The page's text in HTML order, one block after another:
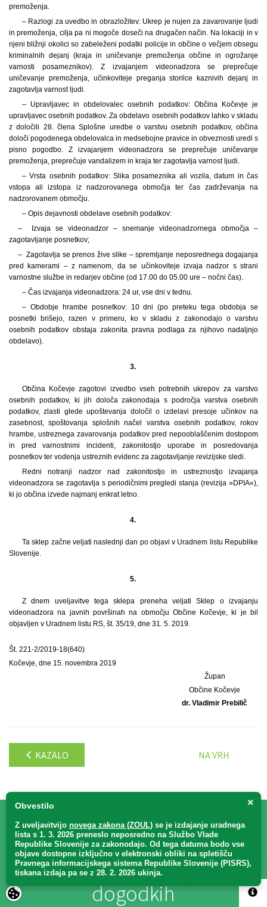
premoženja.
– Razlogi za uvedbo in obrazložitev: Ukrep je nujen za zavarovanje ljudi
in premoženja, cilja pa ni mogoče doseči na drugačen način. Na lokaciji in v
njeni bližnji okolici so zabeleženi podatki policije in občine o večjem obsegu
kriminalnih dejanj (kraja in uničevanje premoženja občine in ogrožanje
varnosti posameznikov). Z izvajanjem videonadzora se preprečuje
uničevanje premoženja, učinkoviteje preganja storilce kaznivih dejanj in
zagotavlja varnost ljudi.
– Upravljavec in obdelovalec osebnih podatkov: Občina Kočevje je
upravljavec osebnih podatkov. Za obdelavo osebnih podatkov lahko v skladu
z določili 28. člena Splošne uredbe o varstvu osebnih podatkov, občina
določi pogodenega obdelovalca in medsebojne pravice in obveznosti uredi s
pisno pogodbo. Z izvajanjem videonadzora se preprečuje uničevanje
premoženja, preprečuje vandalizem in kraja ter zagotavlja varnost ljudi.
– Vrsta osebnih podatkov: Slika posameznika ali vozila, datum in čas
vstopa ali izstopa iz nadzorovanega območja ter čas zadrževanja na
nadzorovanem območju.
– Opis dejavnosti obdelave osebnih podatkov:
– Izvaja se videonadzor – snemanje videonadzornega območja –
zagotavljanje posnetkov;
– Zagotavlja se prenos žive slike – spremljanje neposrednega dogajanja
pred kamerami – z namenom, da se učinkoviteje izvaja nadzor s strani
varnostne službe in redarjev občine (od 17.00 do 05.00 ure – nočni čas).
– Čas izvajanja videonadzora: 24 ur, vse dni v tednu.
– Obdobje hrambe posnetkov: 10 dni (po preteku tega obdobja se
posnetki brišejo, razen v primeru, ko v skladu z zakonodajo o varstvu
osebnih podatkov obstaja zakonita pravna podlaga za njihovo nadaljnjo
obdelavo).
3.
Občina Kočevje zagotovi izvedbo vseh potrebnih ukrepov za varstvo
osebnih podatkov, ki jih določa zakonodaja s področja varstva osebnih
podatkov, zlasti glede upoštevanja določil o izdelavi presoje učinkov na
zasebnost, spoštovanja splošnih načel varstva osebnih podatkov, rokov
hrambe, ustreznega zavarovanja podatkov pred nepooblaščenim dostopom
in pred varnostnimi incidenti, zakonitostjo uporabe in posredovanja
posnetkov ter vodenja ustreznih evidenc za zagotavljanje revizijske sledi.
Redni notranji nadzor nad zakonitostjo in ustreznostjo izvajanja
videonadzora se zagotavlja s periodičnimi pregledi stanja (revizija »DPIA«),
ki jo občina izvede najmanj enkrat letno.
4.
Ta sklep začne veljati naslednji dan po objavi v Uradnem listu Republike
Slovenije.
5.
Z dnem uveljavitve tega sklepa preneha veljati Sklep o izvajanju
videonadzora na javnih površinah na območju Občine Kočevje, ki je bil
objavljen v Uradnem listu RS, št. 35/19, dne 31. 5. 2019.
Št. 221-2/2019-18(640)
Kočevje, dne 15. novembra 2019
Župan
Občine Kočevje
dr. Vladimir Prebilič
KAZALO NA VRH
Bodite obveščenio vseh
naših novostih, akcijah in
dogodkih
×
Obvestilo
Z uveljavitvijo novega zakona (ZOUL) se je izdajanje uradnega
lista s 1. 3. 2026 preneslo neposredno na Službo Vlade
Republike Slovenije za zakonodajo. Od tega datuma bodo vse
objave dostopne izključno v elektronski obliki na spletišču
Pravnega informacijskega sistema Republike Slovenije (PISRS),
tiskana izdaja pa se z 28. 2. 2026 ukinja.